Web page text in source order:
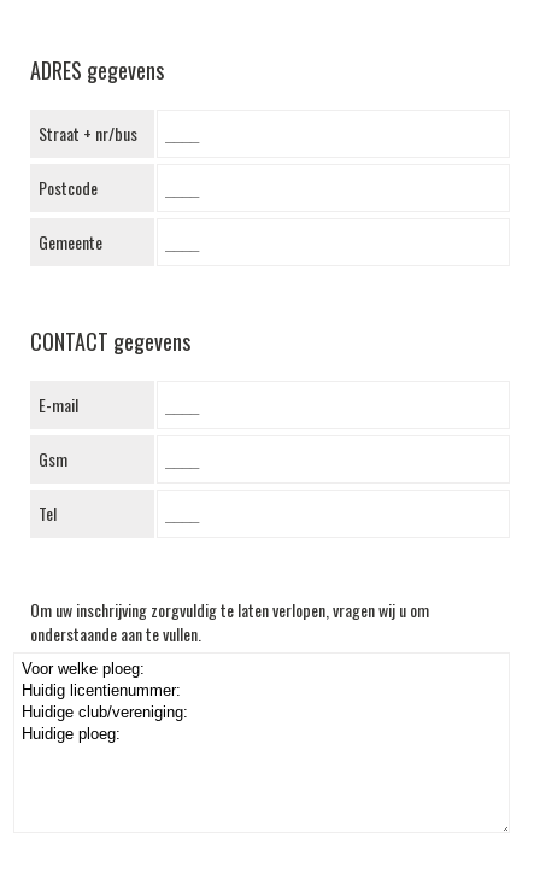
ADRES gegevens
Straat + nr/bus
Postcode
Gemeente
CONTACT gegevens
E-mail
Gsm
Tel
Om uw inschrijving zorgvuldig te laten verlopen, vragen wij u om
onderstaande aan te vullen.